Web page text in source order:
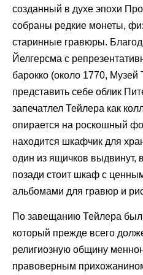
созданный в духе эпохи
собраны редкие монеты,
старинные гравюры.
Йелгерсма с
барокко (около 1770,
представить себе облик
запечатлел Тейлера как
опирается на роскошный
находится шкафчик для
один из ящичков выдвинут,
позади стоит шкаф с
альбомами для гравюр и
По завещанию Тейлера
который прежде всего
религиозную общину
правоверным